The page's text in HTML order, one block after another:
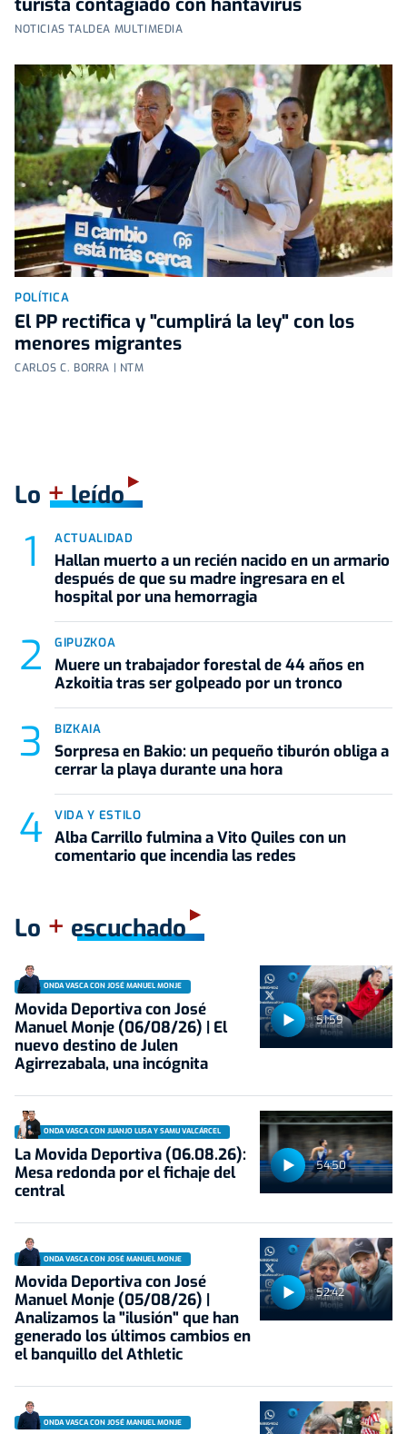
NOTICIAS TALDEA MULTIMEDIA
POLÍTICA
El PP rectifica y "cumplirá la ley" con los
menores migrantes
CARLOS C. BORRA | NTM
Lo +leído
ACTUALIDAD
Hallan muerto a un recién nacido en un armario
después de que su madre ingresara en el
hospital por una hemorragia
GIPUZKOA
Muere un trabajador forestal de 44 años en
Azkoitia tras ser golpeado por un tronco
BIZKAIA
Sorpresa en Bakio: un pequeño tiburón obliga a
cerrar la playa durante una hora
VIDA Y ESTILO
Alba Carrillo fulmina a Vito Quiles con un
comentario que incendia las redes
Lo + escuchado
51:59
ONDA VASCA CON JOSÉ MANUEL MONJE
Movida Deportiva con José
Manuel Monje (06/08/26) | El
nuevo destino de Julen
Agirrezabala, una incógnita
54:50
ONDA VASCA CON JUANJO LUSA Y SAMU VALCÁRCEL
La Movida Deportiva (06.08.26):
Mesa redonda por el fichaje del
central
52:42
ONDA VASCA CON JOSÉ MANUEL MONJE
Movida Deportiva con José
Manuel Monje (05/08/26) |
Analizamos la "ilusión" que han
generado los últimos cambios en
el banquillo del Athletic
ONDA VASCA CON JOSÉ MANUEL MONJE